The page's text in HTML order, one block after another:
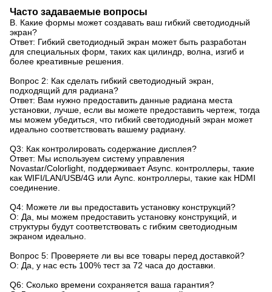
Часто задаваемые вопросы
В. Какие формы может создавать ваш гибкий светодиодный
экран?
Ответ: Гибкий светодиодный экран может быть разработан
для специальных форм, таких как цилиндр, волна, изгиб и
более креативные решения.
Вопрос 2: Как сделать гибкий светодиодный экран,
подходящий для радиана?
Ответ: Вам нужно предоставить данные радиана места
установки, лучше, если вы можете предоставить чертеж, тогда
мы можем убедиться, что гибкий светодиодный экран может
идеально соответствовать вашему радиану.
Q3: Как контролировать содержание дисплея?
Ответ: Мы используем систему управления
Novastar/Colorlight, поддерживает Async. контроллеры, такие
как WIFI/LAN/USB/4G или Aync. контроллеры, такие как HDMI
соединение.
Q4: Можете ли вы предоставить установку конструкций?
О: Да, мы можем предоставить установку конструкций, и
структуры будут соответствовать с гибким светодиодным
экраном идеально.
Вопрос 5: Проверяете ли вы все товары перед доставкой?
О: Да, у нас есть 100% тест за 72 часа до доставки.
Q6: Сколько времени сохраняется ваша гарантия?